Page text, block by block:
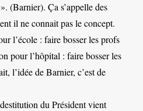
(Barnier). Ça s’appelle des
il ne connait pas le concept.
l’école : faire bosser les profs
pour l’hôpital : faire bosser les
l’idée de Barnier, c’est de
du Président vient